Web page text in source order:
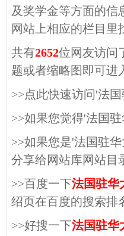
及奖学金等方面的信
网站上相应的栏目里
共有2652位网友访问
题或者缩略图即可进
>>点此快速访问'法
>>如果您觉得'法国
>>如果您是'法国驻
分享给网站库网站目
>>百度一下法国驻华
绍页在百度的搜索排
>>好搜一下法国驻华